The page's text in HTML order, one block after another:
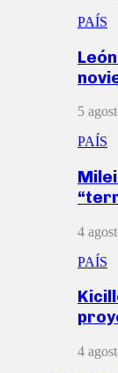
PAÍS
5
PAÍS
4
PAÍS
4